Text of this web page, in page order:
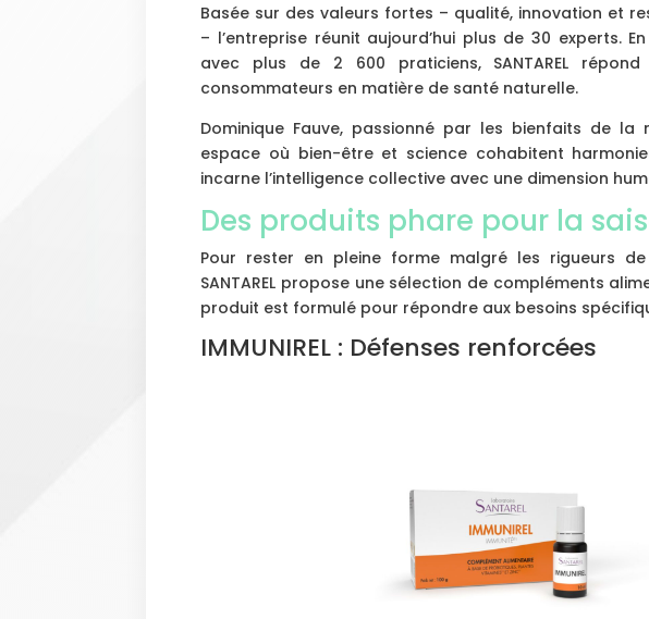
Basée sur des valeurs fortes – qualité, innovation et
– l’entreprise réunit aujourd’hui plus de 30 experts.
avec plus de 2 600 praticiens, SANTAREL
consommateurs en matière de santé naturelle.
Dominique Fauve, passionné par les bienfaits de la
espace où bien-être et science cohabitent
incarne l’intelligence collective avec une dimension
Des produits phare pour la
Pour rester en pleine forme malgré les rigueurs de
SANTAREL propose une sélection de compléments
produit est formulé pour répondre aux besoins
IMMUNIREL : Défenses renforcées